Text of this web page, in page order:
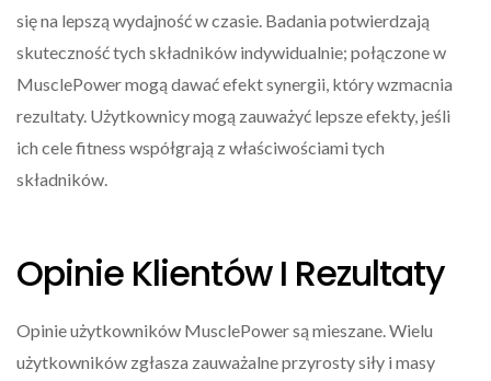
się na lepszą wydajność w czasie. Badania potwierdzają
skuteczność tych składników indywidualnie; połączone w
MusclePower mogą dawać efekt synergii, który wzmacnia
rezultaty. Użytkownicy mogą zauważyć lepsze efekty, jeśli
ich cele fitness współgrają z właściwościami tych
składników.
Opinie Klientów I Rezultaty
Opinie użytkowników MusclePower są mieszane. Wielu
użytkowników zgłasza zauważalne przyrosty siły i masy